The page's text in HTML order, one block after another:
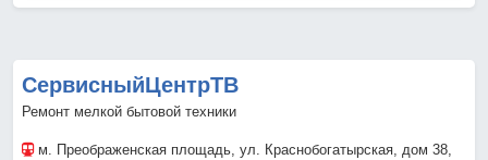
СервисныйЦентрТВ
Ремонт мелкой бытовой техники
м. Преображенская площадь , ул. Краснобогатырская, дом 38,